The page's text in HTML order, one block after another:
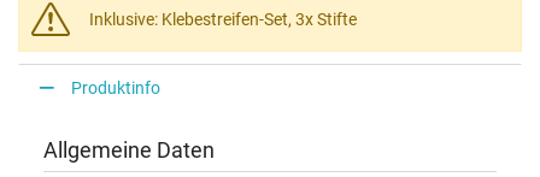
Inklusive: Klebestreifen-Set, 3x Stifte
Produktinfo
Allgemeine Daten